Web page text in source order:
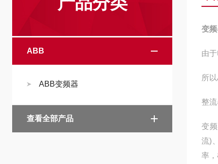
ABB
ABB变频器
查看全部产品
变
由
所
整
变
流)
率